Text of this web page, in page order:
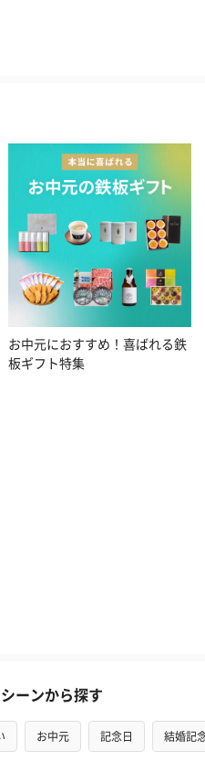
お中元におすすめ！喜ばれる鉄
板ギフト特集
ーンから探す
お中元 記念日 結婚記